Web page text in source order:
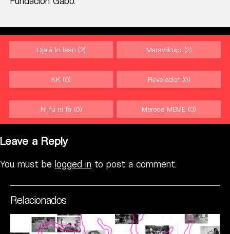
Ojalá lo lean (2) Maravilloso (2)
KK (0) Revelador (0)
Ni fú ni fá (0) Merece MEME (0)
Leave a Reply
You must be logged in to post a comment.
Relacionados